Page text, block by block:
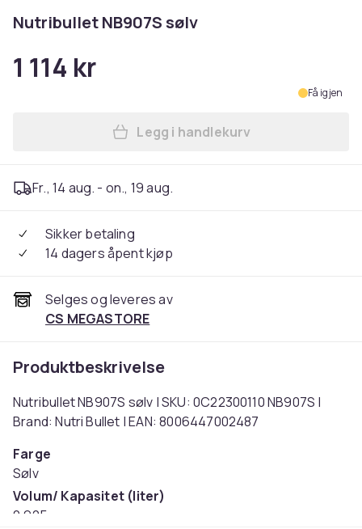
Nutribullet NB907S sølv
1 114 kr
Få igjen
Legg Nutribullet NB907S
Legg i handlekurv
Fr., 14 aug. - on., 19 aug.
Sikker betaling
14 dagers åpent kjøp
Selges og leveres av
CS MEGASTORE
Produktbeskrivelse
Nutribullet NB907S sølv | SKU: 0C22300110 NB907S |
Brand: Nutri Bullet | EAN: 8006447002487
Farge
Sølv
Volum/ Kapasitet (liter)
0.925